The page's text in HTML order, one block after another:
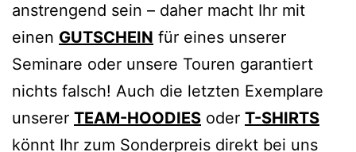
anstrengend sein – daher macht Ihr mit
einen GUTSCHEIN für eines unserer
Seminare oder unsere Touren garantiert
nichts falsch! Auch die letzten Exemplare
unserer TEAM-HOODIES oder T-SHIRTS
könnt Ihr zum Sonderpreis direkt bei uns